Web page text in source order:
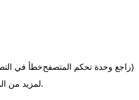
خطأ في(راجع وحدة تحكم المتصفح
لمزيد من.